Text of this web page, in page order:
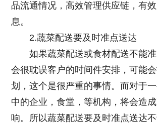
品流通情况，高效管理供应链，有
息。
2.蔬菜配送要及时准点送达
如果蔬菜配送或食材配送不能
会很耽误客户的时间件安排，可能
划，这个是很严重的事情。而对于
中的企业，食堂，等机构，将会造
响。所以蔬菜配送要及时准点送达